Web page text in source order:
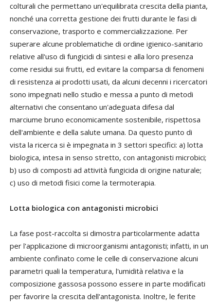
colturali che permettano un'equilibrata crescita della pianta,
nonché una corretta gestione dei frutti durante le fasi di
conservazione, trasporto e commercializzazione. Per
superare alcune problematiche di ordine igienico-sanitario
relative all'uso di fungicidi di sintesi e alla loro presenza
come residui sui frutti, ed evitare la comparsa di fenomeni
di resistenza ai prodotti usati, da alcuni decenni i ricercatori
sono impegnati nello studio e messa a punto di metodi
alternativi che consentano un'adeguata difesa dal
marciume bruno economicamente sostenibile, rispettosa
dell'ambiente e della salute umana. Da questo punto di
vista la ricerca si è impegnata in 3 settori specifici: a) lotta
biologica, intesa in senso stretto, con antagonisti microbici;
b) uso di composti ad attività fungicida di origine naturale;
c) uso di metodi fisici come la termoterapia.
Lotta biologica con antagonisti microbici
La fase post-raccolta si dimostra particolarmente adatta
per l'applicazione di microorganismi antagonisti; infatti, in un
ambiente confinato come le celle di conservazione alcuni
parametri quali la temperatura, l'umidità relativa e la
composizione gassosa possono essere in parte modificati
per favorire la crescita dell'antagonista. Inoltre, le ferite